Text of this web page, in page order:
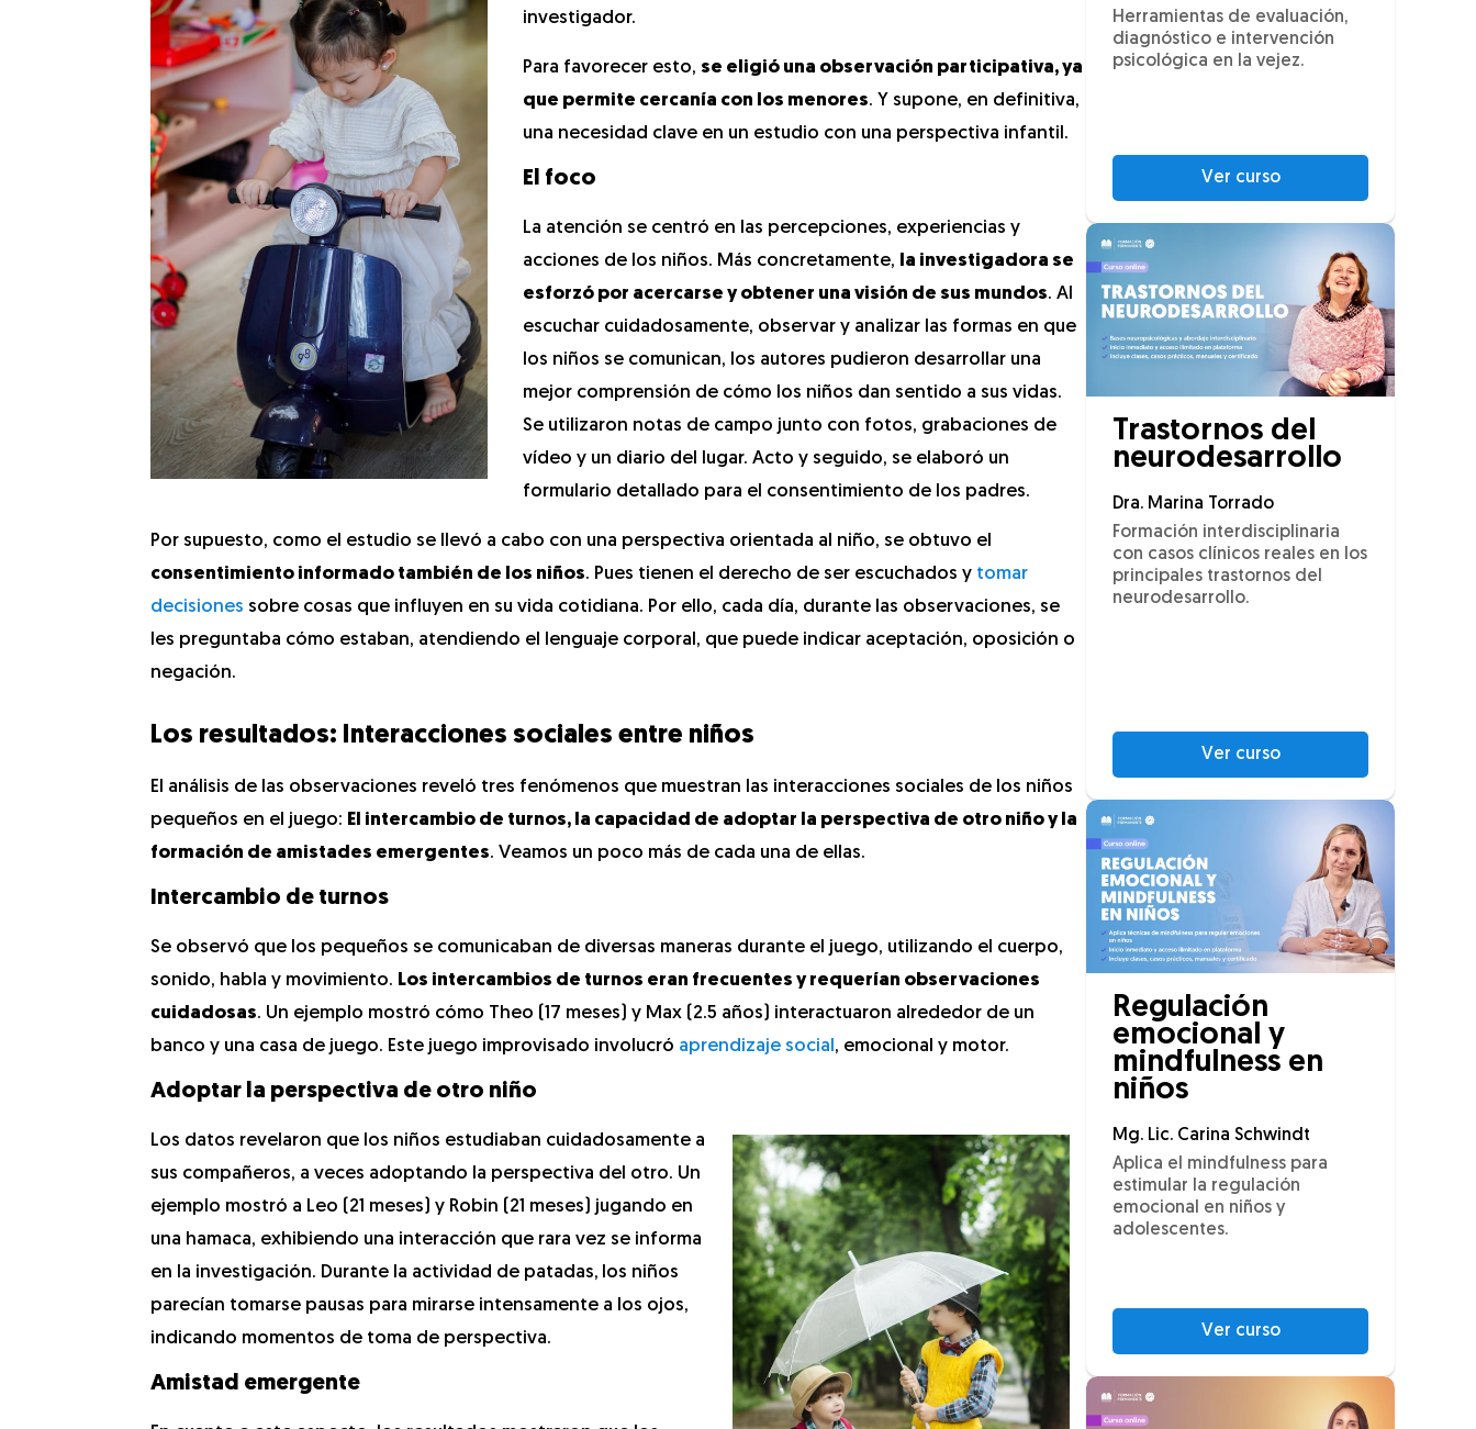
investigador.
Para favorecer esto, se eligió una observación participativa, ya
que permite cercanía con los menores. Y supone, en definitiva,
una necesidad clave en un estudio con una perspectiva infantil.
El foco
La atención se centró en las percepciones, experiencias y
acciones de los niños. Más concretamente,
la investigadora se
esforzó por acercarse y obtener una visión de sus mundos. Al
escuchar cuidadosamente, observar y analizar las formas en que
los niños se comunican, los autores pudieron desarrollar una
mejor comprensión de cómo los niños dan sentido a sus vidas.
Se utilizaron notas de campo junto con fotos, grabaciones de
vídeo y un diario del lugar. Acto y seguido, se elaboró un
formulario detallado para el consentimiento de los padres.
Por supuesto, como el estudio se llevó a cabo con una perspectiva orientada al niño, se obtuvo el
consentimiento informado también de los niños. Pues tienen el derecho de ser escuchados y tomar
decisiones sobre cosas que influyen en su vida cotidiana. Por ello, cada día, durante las observaciones, se
les preguntaba cómo estaban, atendiendo el lenguaje corporal, que puede indicar aceptación, oposición o
negación.
Los resultados: Interacciones sociales entre niños
El análisis de las observaciones reveló tres fenómenos que muestran las interacciones sociales de los niños
pequeños en el juego: El intercambio de turnos, la capacidad de adoptar la perspectiva de otro niño y la
formación de amistades emergentes. Veamos un poco más de cada una de ellas.
Intercambio de turnos
Se observó que los pequeños se comunicaban de diversas maneras durante el juego, utilizando el cuerpo,
sonido, habla y movimiento. Los intercambios de turnos eran frecuentes y requerían observaciones
cuidadosas. Un ejemplo mostró cómo Theo (17 meses) y Max (2.5 años) interactuaron alrededor de un
banco y una casa de juego. Este juego improvisado involucró aprendizaje social , emocional y motor.
Adoptar la perspectiva de otro niño
Los datos revelaron que los niños estudiaban cuidadosamente a
sus compañeros, a veces adoptando la perspectiva del otro. Un
ejemplo mostró a Leo (21 meses) y Robin (21 meses) jugando en
una hamaca, exhibiendo una interacción que rara vez se informa
en la investigación. Durante la actividad de patadas, los niños
parecían tomarse pausas para mirarse intensamente a los ojos,
indicando momentos de toma de perspectiva.
Amistad emergente
Herramientas de evaluación,
diagnóstico e intervención
psicológica en la vejez.
Ver curso
Trastornos del
neurodesarrollo
Dra. Marina Torrado
Formación interdisciplinaria
con casos clínicos reales en los
principales trastornos del
neurodesarrollo.
Ver curso
Regulación
emocional y
mindfulness en
niños
Mg. Lic. Carina Schwindt
Aplica el mindfulness para
estimular la regulación
emocional en niños y
adolescentes.
Ver curso